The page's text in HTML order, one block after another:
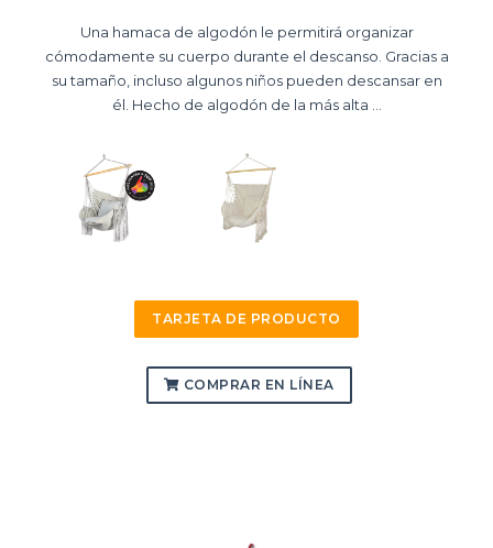
Una hamaca de algodón le permitirá organizar
cómodamente su cuerpo durante el descanso. Gracias a
su tamaño, incluso algunos niños pueden descansar en
él. Hecho de algodón de la más alta ...
TARJETA DE PRODUCTO
COMPRAR EN LÍNEA